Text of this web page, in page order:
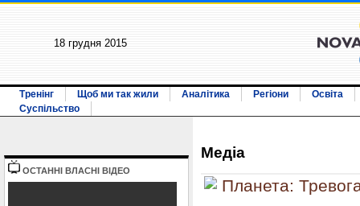
18 грудня 2015
Тренінг Щоб ми так жили Аналітика Регіони
Освіта
Суспільство
ОСТАННI ВЛАСНI ВIДЕО
Медiа
Планета: